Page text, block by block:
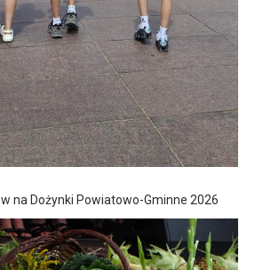
na Dożynki Powiatowo-Gminne 2026